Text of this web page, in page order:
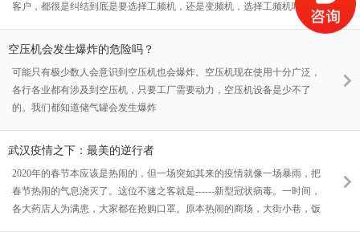
客户，都很是纠结到底是要选择工频机，还是变频机，选择工频机吧，前
空压机会发生爆炸的危险吗？
可能只有极少数人会意识到空压机也会爆炸。空压机现在使用十分广泛，
各行各业都有涉及到空压机，只要工厂需要动力，空压机设备是少不了
的。我们都知道储气罐会发生爆炸
武汉疫情之下：最美的逆行者
2020年的春节本应该是热闹的，但一场突如其来的疫情就像一场暴雨，把
春节热闹的气息浇灭了。这位不速之客就是------新型冠状病毒。一时间，
各大药店人为满患，大家都在抢购口罩。原本热闹的商场，大街小巷，饭